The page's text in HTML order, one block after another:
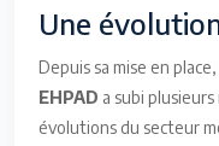
Une
Depuis sa mise en place,
EHPAD a subi
évolutions du secteur